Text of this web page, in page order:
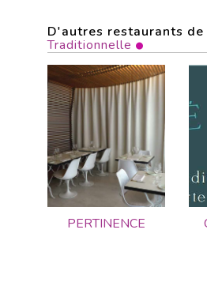
D'autres restaurants de
Traditionnelle
PERTINENCE